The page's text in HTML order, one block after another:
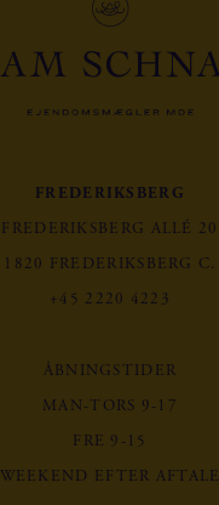
FREDERIKSBERG
FREDERIKSBERG ALLÉ 20
1820 FREDERIKSBERG C.
+45 2220 4223
ÅBNINGSTIDER
MAN-TORS 9-17
FRE 9-15
WEEKEND EFTER AFTALE